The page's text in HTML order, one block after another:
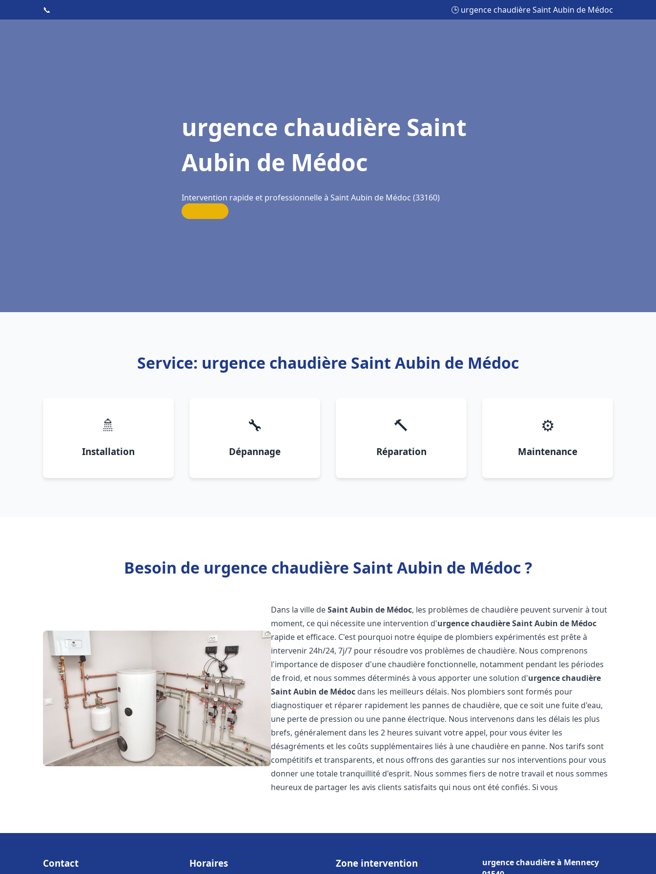
📞 🕒 urgence chaudière Saint Aubin de Médoc
urgence chaudière Saint
Aubin de Médoc
Intervention rapide et professionnelle à Saint Aubin de Médoc (33160)
Service: urgence chaudière Saint Aubin de Médoc
🚿
Installation
🔧
Dépannage
🔨
Réparation
⚙️
Maintenance
Besoin de urgence chaudière Saint Aubin de Médoc ?
Dans la ville deSaint Aubin de Médoc, les problèmes de chaudière peuvent survenir à tout
moment, ce qui nécessite une intervention d'urgence chaudièreSaint Aubin de Médoc
rapide et efficace. C'est pourquoi notre équipe de plombiers expérimentés est prête à
intervenir 24h/24, 7j/7 pour résoudre vos problèmes de chaudière. Nous comprenons
l'importance de disposer d'une chaudière fonctionnelle, notamment pendant les périodes
de froid, et nous sommes déterminés à vous apporter une solution d'urgence chaudière
Saint Aubin de Médoc dans les meilleurs délais. Nos plombiers sont formés pour
diagnostiquer et réparer rapidement les pannes de chaudière, que ce soit une fuite d'eau,
une perte de pression ou une panne électrique. Nous intervenons dans les délais les plus
brefs, généralement dans les 2 heures suivant votre appel, pour vous éviter les
désagréments et les coûts supplémentaires liés à une chaudière en panne. Nos tarifs sont
compétitifs et transparents, et nous offrons des garanties sur nos interventions pour vous
donner une totale tranquillité d'esprit. Nous sommes fiers de notre travail et nous sommes
heureux de partager les avis clients satisfaits qui nous ont été confiés. Si vous
Contact Horaires Zone intervention
urgence chaudière à Mennecy